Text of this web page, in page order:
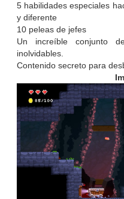
5 habilidades especiales
y diferente
10 peleas de jefes
Un increíble conjunto
inolvidables.
Contenido secreto para